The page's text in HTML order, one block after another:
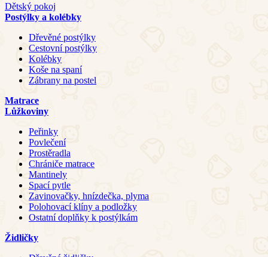
Dětský pokoj
Postýlky a kolébky
Dřevěné postýlky
Cestovní postýlky
Kolébky
Koše na spaní
Zábrany na postel
Matrace
Lůžkoviny
Peřinky
Povlečení
Prostěradla
Chrániče matrace
Mantinely
Spací pytle
Zavinovačky, hnízdečka, plyma
Polohovací klíny a podložky
Ostatní doplňky k postýlkám
Židličky